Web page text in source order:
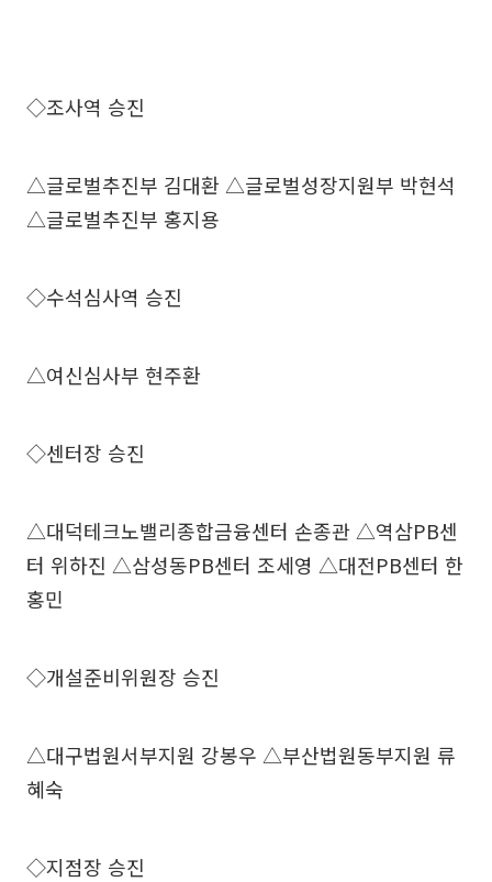
◇조사역 승진
△글로벌추진부 김대환 △글로벌성장지원부 박현석
△글로벌추진부 홍지용
◇수석심사역 승진
△여신심사부 현주환
◇센터장 승진
△대덕테크노밸리종합금융센터 손종관 △역삼PB센
터 위하진 △삼성동PB센터 조세영 △대전PB센터 한
홍민
◇개설준비위원장 승진
△대구법원서부지원 강봉우 △부산법원동부지원 류
혜숙
◇지점장 승진